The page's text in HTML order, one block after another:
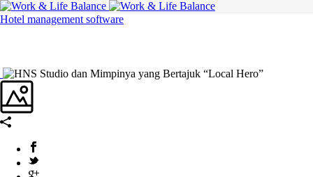
Hotel management software